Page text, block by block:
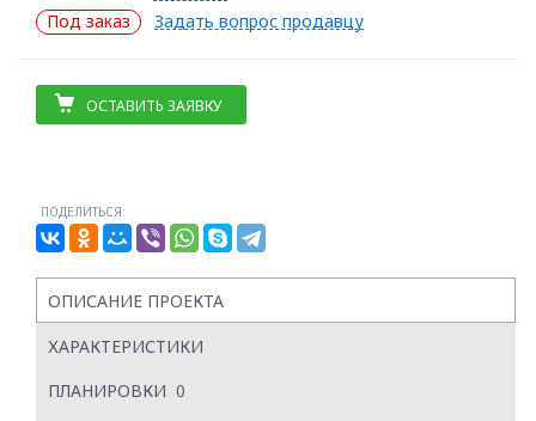
Под заказ Задать вопрос продавцу
ОСТАВИТЬ ЗАЯВКУ
ПОДЕЛИТЬСЯ:
ОПИСАНИЕ ПРОЕКТА
ХАРАКТЕРИСТИКИ
ПЛАНИРОВКИ 0